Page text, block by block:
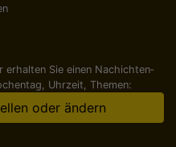
erhalten Sie einen Nachichten­
Uhrzeit, Themen:
oder ändern